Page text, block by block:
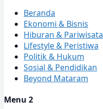
Beranda
Ekonomi & Bisnis
Hiburan & Pariwisata
Lifestyle & Peristiwa
Politik & Hukum
Sosial & Pendidikan
Beyond Mataram
Menu 2